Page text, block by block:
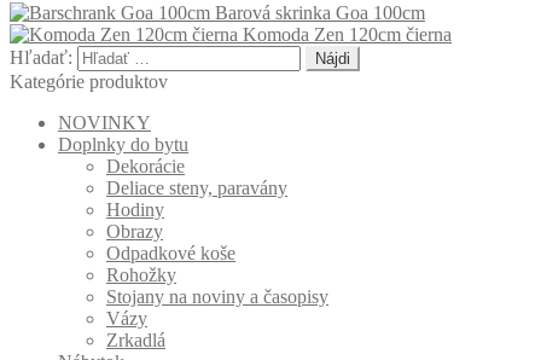
Barová skrinka Goa 100cm
Komoda Zen 120cm čierna
Hľadať:
Kategórie produktov
NOVINKY
Doplnky do bytu
Dekorácie
Deliace steny, paravány
Hodiny
Obrazy
Odpadkové koše
Rohožky
Stojany na noviny a časopisy
Vázy
Zrkadlá